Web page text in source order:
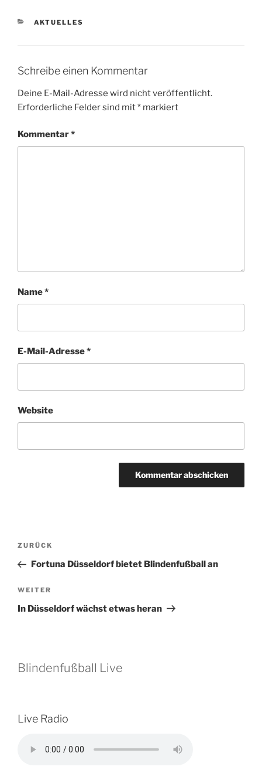
KATEGORIEN
AKTUELLES
Schreibe einen Kommentar
Deine E-Mail-Adresse wird nicht veröffentlicht.
Erforderliche Felder sind mit* markiert
Kommentar*
Name*
E-Mail-Adresse*
Website
Beitragsnavigation
Vorheriger
Beitrag
ZURÜCK
Fortuna Düsseldorf bietet Blindenfußball an
Nächster
Beitrag
WEITER
In Düsseldorf wächst etwas heran
Blindenfußball Live
Live Radio